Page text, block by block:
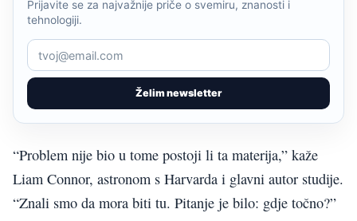
Želim newsletter
Prijavite se za najvažnije priče o svemiru, znanosti i
tehnologiji.
“Problem nije bio u tome postoji li ta materija,” kaže
Liam Connor, astronom s Harvarda i glavni autor studije.
“Znali smo da mora biti tu. Pitanje je bilo: gdje točno?”